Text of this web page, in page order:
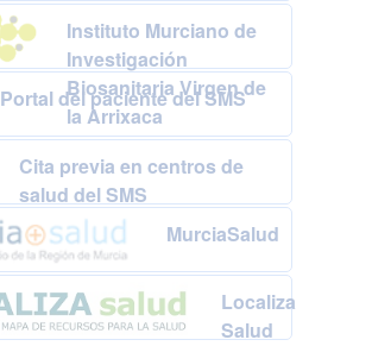
Instituto Murciano de
Investigación
Biosanitaria Virgen de
la Arrixaca
Portal del paciente del SMS
Cita previa en centros de
salud del SMS
MurciaSalud
Localiza
Salud